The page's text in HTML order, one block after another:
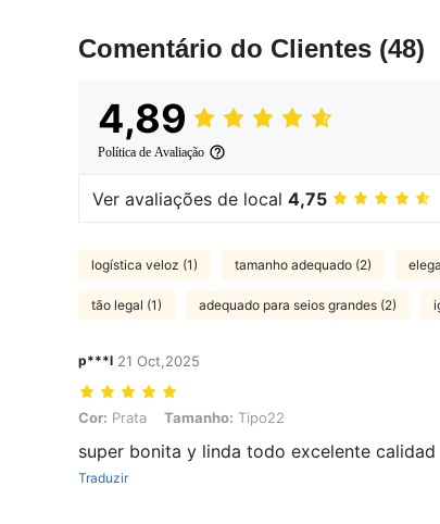
Comentário do Clientes (48)
4,89
Política de Avaliação
Ver avaliações de local 4,75
logística veloz (1) tamanho adequado (2)
tão legal (1) adequado para seios grandes (2)
p***l 21 Oct,2025
Cor: Prata, Tamanho: Tipo22
Cor: Prata Tamanho: Tipo22
super bonita y linda todo excelente calidad
Traduzir